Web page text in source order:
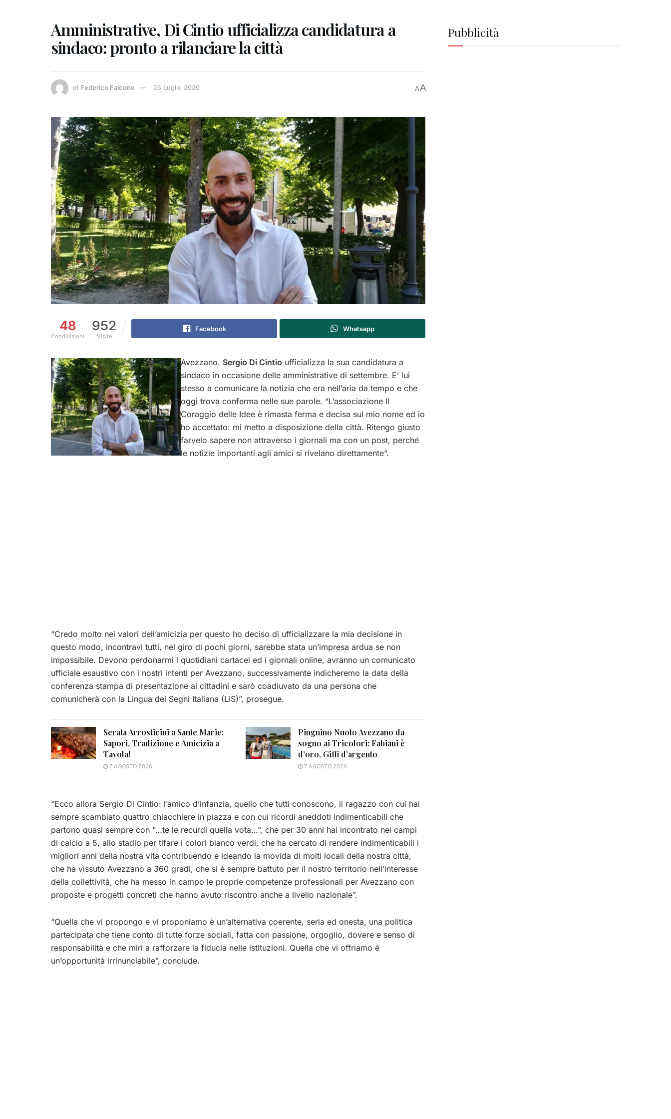
Amministrative, Di Cintio ufficializza candidatura a
sindaco: pronto a rilanciare la città
di Federico Falcone 25 Luglio 2020 AA
48
Condivisioni
952
Visite
Facebook Whatsapp
Avezzano. Sergio Di Cintio ufficializza la sua candidatura a
sindaco in occasione delle amministrative di settembre. E’ lui
stesso a comunicare la notizia che era nell’aria da tempo e che
oggi trova conferma nelle sue parole. “L’associazione Il
Coraggio delle Idee è rimasta ferma e decisa sul mio nome ed io
ho accettato: mi metto a disposizione della città. Ritengo giusto
farvelo sapere non attraverso i giornali ma con un post, perché
le notizie importanti agli amici si rivelano direttamente”.
“Credo molto nei valori dell’amicizia per questo ho deciso di ufficializzare la mia decisione in
questo modo, incontravi tutti, nel giro di pochi giorni, sarebbe stata un’impresa ardua se non
impossibile. Devono perdonarmi i quotidiani cartacei ed i giornali online, avranno un comunicato
ufficiale esaustivo con i nostri intenti per Avezzano, successivamente indicheremo la data della
conferenza stampa di presentazione ai cittadini e sarò coadiuvato da una persona che
comunicherà con la Lingua dei Segni Italiana (LIS)”, prosegue.
Serata Arrosticini a Sante Marie:
Sapori, Tradizione e Amicizia a
Tavola!
7 AGOSTO 2026
Pinguino Nuoto Avezzano da
sogno ai Tricolori: Fabiani è
d’oro, Giffi d’argento
7 AGOSTO 2026
“Ecco allora Sergio Di Cintio: l’amico d’infanzia, quello che tutti conoscono, il ragazzo con cui hai
sempre scambiato quattro chiacchiere in piazza e con cui ricordi aneddoti indimenticabili che
partono quasi sempre con “…te le recurdi quella vota…”, che per 30 anni hai incontrato nei campi
di calcio a 5, allo stadio per tifare i colori bianco verdi, che ha cercato di rendere indimenticabili i
migliori anni della nostra vita contribuendo e ideando la movida di molti locali della nostra città,
che ha vissuto Avezzano a 360 gradi, che si è sempre battuto per il nostro territorio nell’interesse
della collettività, che ha messo in campo le proprie competenze professionali per Avezzano con
proposte e progetti concreti che hanno avuto riscontro anche a livello nazionale”.
“Quella che vi propongo e vi proponiamo è un’alternativa coerente, seria ed onesta, una politica
partecipata che tiene conto di tutte forze sociali, fatta con passione, orgoglio, dovere e senso di
responsabilità e che miri a rafforzare la fiducia nelle istituzioni. Quella che vi offriamo è
un’opportunità irrinunciabile”, conclude.
Pubblicità